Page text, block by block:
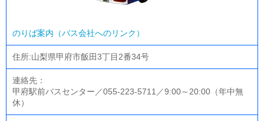
のりば案内（バス会社へのリンク）
住所:山梨県甲府市飯田3丁目2番34号
連絡先：
甲府駅前バスセンター／055-223-5711／9:00～20:00（年中無
休）